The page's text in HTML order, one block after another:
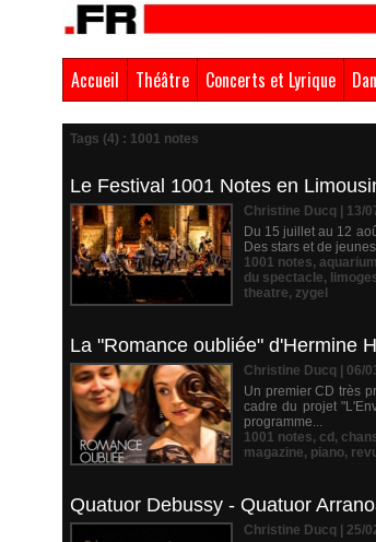
Accueil Théâtre Concerts et Lyrique
Tags (4) : 1001 notes
Le Festival 1001 Notes en
Christine Ducq | 13/
Du 15 juillet au 12
Des stars et de
1001 notes, aquarium
du spectacle,
theatre, zygel
La "Romance oubliée" d'Hermine
Christine Ducq | 06/
Un premier CD très
cadre du projet
programme...
1001 notes, cd ,
magazine, piano,
Quatuor Debussy - Quatuor
Christine Ducq | 25/